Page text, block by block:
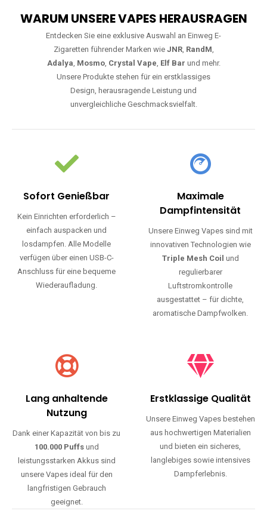
WARUM UNSERE VAPES HERAUSRAGEN
Entdecken Sie eine exklusive Auswahl an Einweg E-
Zigaretten führender Marken wie JNR, RandM,
Adalya, Mosmo, Crystal Vape, Elf Bar und mehr.
Unsere Produkte stehen für ein erstklassiges
Design, herausragende Leistung und
unvergleichliche Geschmacksvielfalt.
Sofort Genießbar
Kein Einrichten erforderlich –
einfach auspacken und
losdampfen. Alle Modelle
verfügen über einen USB-C-
Anschluss für eine bequeme
Wiederaufladung.
Maximale
Dampfintensität
Unsere Einweg Vapes sind mit
innovativen Technologien wie
Triple Mesh Coil und
regulierbarer
Luftstromkontrolle
ausgestattet – für dichte,
aromatische Dampfwolken.
Lang anhaltende
Nutzung
Dank einer Kapazität von bis zu
100.000 Puffsund
leistungsstarken Akkus sind
unsere Vapes ideal für den
langfristigen Gebrauch
geeignet.
Erstklassige Qualität
Unsere Einweg Vapes bestehen
aus hochwertigen Materialien
und bieten ein sicheres,
langlebiges sowie intensives
Dampferlebnis.